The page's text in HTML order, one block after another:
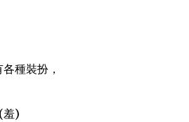
種裝扮，
羞)